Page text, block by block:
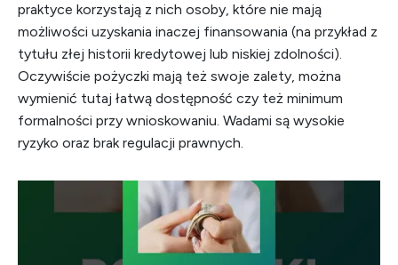
praktyce korzystają z nich osoby, które nie mają
możliwości uzyskania inaczej finansowania (na przykład z
tytułu złej historii kredytowej lub niskiej zdolności).
Oczywiście pożyczki mają też swoje zalety, można
wymienić tutaj łatwą dostępność czy też minimum
formalności przy wnioskowaniu. Wadami są wysokie
ryzyko oraz brak regulacji prawnych.